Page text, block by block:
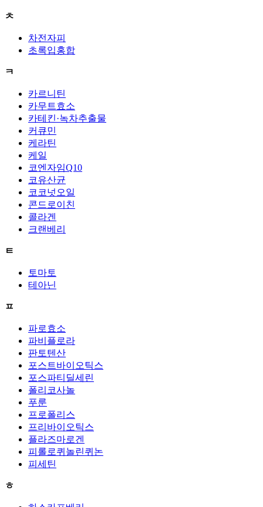
ㅊ
차전자피
초록입홍합
ㅋ
카르니틴
카무트효소
카테킨·녹차추출물
커큐민
케라틴
케일
코엔자임Q10
코유산균
코코넛오일
콘드로이친
콜라겐
크랜베리
ㅌ
토마토
테아닌
ㅍ
파로효소
파비플로라
판토텐산
포스트바이오틱스
포스파티딜세린
폴리코사놀
푸룬
프로폴리스
프리바이오틱스
플라즈마로겐
피롤로퀴놀린퀴논
피세틴
ㅎ